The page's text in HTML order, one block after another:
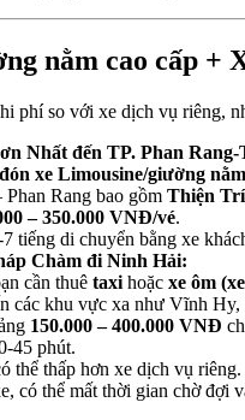
nằm cao cấp +
phí so với xe dịch vụ riêng,
Nhất đến TP. Phan
xe Limousine/giường
Rang bao gồm Thiện
– 350.000 VNĐ/vé.
tiếng di chuyển bằng xe
Chàm đi Ninh Hải:
cần thuê taxi hoặc xe ôm
các khu vực xa như Vĩnh Hy,
150.000 – 400.000 VNĐ
45 phút.
thể thấp hơn xe dịch vụ riêng.
có thể mất thời gian chờ đợi